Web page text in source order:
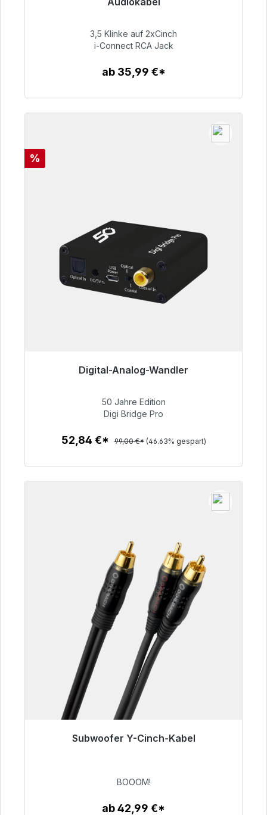
51,99 €
3,5 Klinke auf 2xCinch
i-Connect RCA Jack
ab 35,99 €*
Rabatt
%
Digital-Analog-Wandler
52,84 €
50 Jahre Edition
Digi Bridge Pro
52,84 €* 99,00 €* (46.63% gespart)
Subwoofer Y-Cinch-Kabel
53,49 €
BOOOM!
ab 42,99 €*